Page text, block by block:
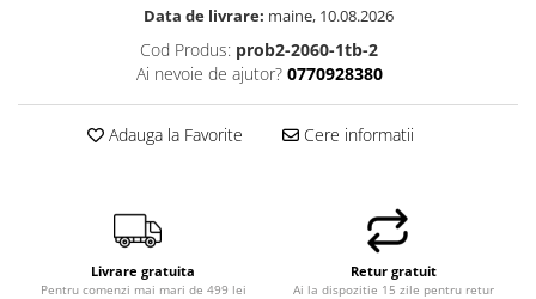
Carcase
Placi de baza
Placi de baza REFURBISHED
Procesoare
Data de livrare: maine, 10.08.2026
Cod Produs: prob2-2060-1tb-2
Ai nevoie de ajutor? 0770928380
Adauga la Favorite Cere informatii
Livrare gratuita
Pentru comenzi mai mari de 499 lei
Retur gratuit
Ai la dispozitie 15 zile pentru retur